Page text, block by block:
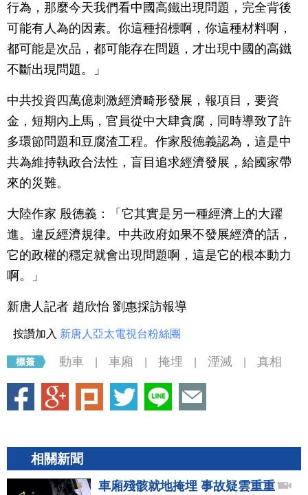
行為，那麼今天我們看中國高鐵出現問題，完全背後
可能有人為的因素。你這種招標啊，你這種材料啊，
都可能是次品，都可能存在問題，才出現中國的高鐵
不斷出現問題。」
中共投資四萬億刺激經濟畸形發展，報項目，要資
金，短期內上馬，官員從中大肆貪腐，同時導致了許
多環節問題和豆腐渣工程。作家殷德義認為，這是中
共為維持執政合法性，盲目追求經濟發展，給國家帶
來的災難。
大陸作家 殷德義：「它其實是另一種經濟上的大躍
進。違反經濟規律。中共政府如果不發展經濟的話，
它的政權的穩定就會出現問題啊，這是它的根本動力
啊。」
新唐人記者 趙欣怡 劉惠採訪報導
按讚加入 新唐人亞太電視台粉絲團
動車 車廂 掩埋 湮滅 真相
相關新聞
車廂殘骸就地掩埋 事故疑雲重重